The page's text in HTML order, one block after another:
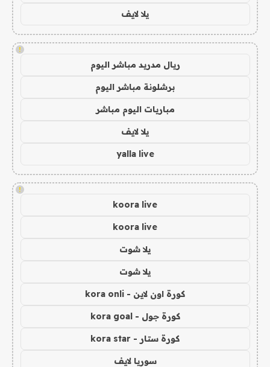
يلا لايف
!
ريال مدريد مباشر اليوم
برشلونة مباشر اليوم
مباريات اليوم مباشر
يلا لايف
yalla live
!
koora live
koora live
يلا شوت
يلا شوت
كورة اون لاين - kora onli
كورة جول - kora goal
كورة ستار - kora star
سوريا لايف